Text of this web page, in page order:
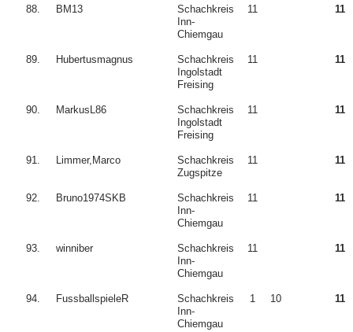
88. BM13
Schachkreis
Inn-
Chiemgau
11 11
89. Hubertusmagnus
Schachkreis
Ingolstadt
Freising
11 11
90. MarkusL86
Schachkreis
Ingolstadt
Freising
11 11
91. Limmer,Marco
Schachkreis
Zugspitze
11 11
92. Bruno1974SKB
Schachkreis
Inn-
Chiemgau
11 11
93. winniber
Schachkreis
Inn-
Chiemgau
11 11
94. FussballspieleR
Schachkreis
Inn-
Chiemgau
1 10 11